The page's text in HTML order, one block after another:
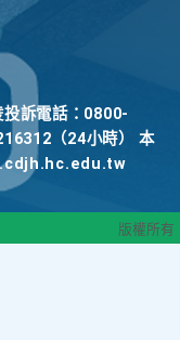
訴電話：0800-
（24小時） 本
版權所有